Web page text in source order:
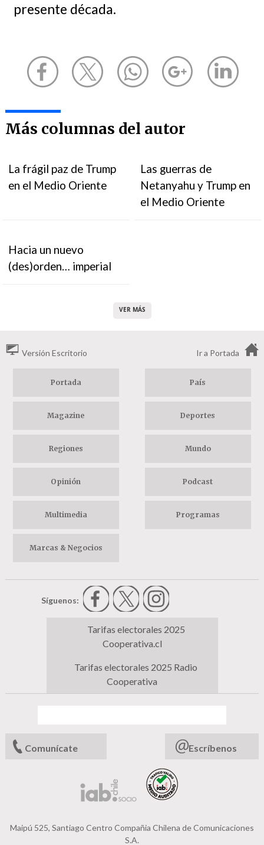
presente década.
Más columnas del autor
La frágil paz de Trump
en el Medio Oriente
Las guerras de
Netanyahu y Trump en
el Medio Oriente
Hacia un nuevo
(des)orden… imperial
VER MÁS
Versión Escritorio Ir a Portada
Portada País
Magazine Deportes
Regiones Mundo
Opinión Podcast
Multimedia Programas
Marcas & Negocios
Síguenos:
Tarifas electorales 2025
Cooperativa.cl
Tarifas electorales 2025 Radio
Cooperativa
Comunícate Escríbenos
Maipú 525, Santiago Centro Compañia Chilena de Comunicaciones
S.A.